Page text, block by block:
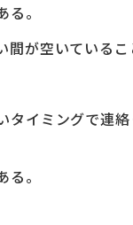
。
が空いているこ
タイミングで連
。